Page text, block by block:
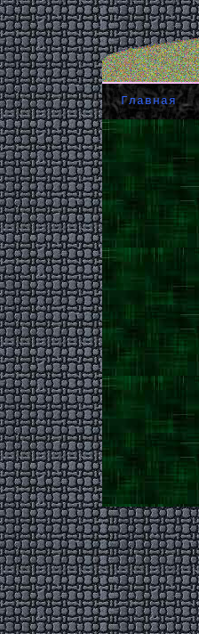
Главная